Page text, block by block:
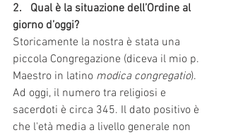
2.   Qual è la situazione dell’Ordine al
giorno d’oggi?
Storicamente la nostra è stata una
piccola Congregazione (diceva il mio p.
Maestro in latino modica congregatio).
Ad oggi, il numero tra religiosi e
sacerdoti è circa 345. Il dato positivo è
che l'età media a livello generale non